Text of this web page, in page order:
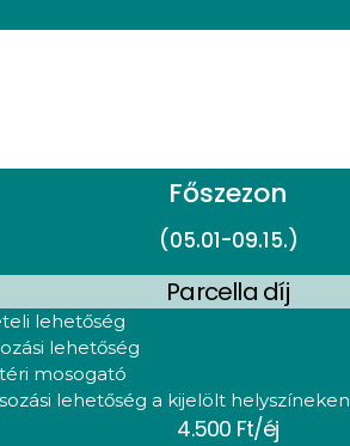
Főszezon
(05.01-09.15.)
Parcella díj
lehetőség
lehetőség
mosogató
lehetőség a kijelölt helyszíneken
4.500 Ft/éj